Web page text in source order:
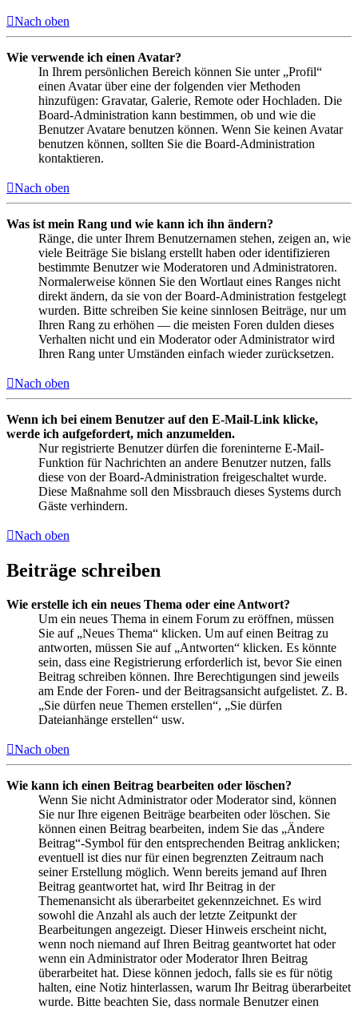
Nach oben
Wie verwende ich einen Avatar?
In Ihrem persönlichen Bereich können Sie unter „Profil“
einen Avatar über eine der folgenden vier Methoden
hinzufügen: Gravatar, Galerie, Remote oder Hochladen. Die
Board-Administration kann bestimmen, ob und wie die
Benutzer Avatare benutzen können. Wenn Sie keinen Avatar
benutzen können, sollten Sie die Board-Administration
kontaktieren.
Nach oben
Was ist mein Rang und wie kann ich ihn ändern?
Ränge, die unter Ihrem Benutzernamen stehen, zeigen an, wie
viele Beiträge Sie bislang erstellt haben oder identifizieren
bestimmte Benutzer wie Moderatoren und Administratoren.
Normalerweise können Sie den Wortlaut eines Ranges nicht
direkt ändern, da sie von der Board-Administration festgelegt
wurden. Bitte schreiben Sie keine sinnlosen Beiträge, nur um
Ihren Rang zu erhöhen — die meisten Foren dulden dieses
Verhalten nicht und ein Moderator oder Administrator wird
Ihren Rang unter Umständen einfach wieder zurücksetzen.
Nach oben
Wenn ich bei einem Benutzer auf den E-Mail-Link klicke,
werde ich aufgefordert, mich anzumelden.
Nur registrierte Benutzer dürfen die foreninterne E-Mail-
Funktion für Nachrichten an andere Benutzer nutzen, falls
diese von der Board-Administration freigeschaltet wurde.
Diese Maßnahme soll den Missbrauch dieses Systems durch
Gäste verhindern.
Nach oben
Beiträge schreiben
Wie erstelle ich ein neues Thema oder eine Antwort?
Um ein neues Thema in einem Forum zu eröffnen, müssen
Sie auf „Neues Thema“ klicken. Um auf einen Beitrag zu
antworten, müssen Sie auf „Antworten“ klicken. Es könnte
sein, dass eine Registrierung erforderlich ist, bevor Sie einen
Beitrag schreiben können. Ihre Berechtigungen sind jeweils
am Ende der Foren- und der Beitragsansicht aufgelistet. Z. B.
„Sie dürfen neue Themen erstellen“, „Sie dürfen
Dateianhänge erstellen“ usw.
Nach oben
Wie kann ich einen Beitrag bearbeiten oder löschen?
Wenn Sie nicht Administrator oder Moderator sind, können
Sie nur Ihre eigenen Beiträge bearbeiten oder löschen. Sie
können einen Beitrag bearbeiten, indem Sie das „Ändere
Beitrag“-Symbol für den entsprechenden Beitrag anklicken;
eventuell ist dies nur für einen begrenzten Zeitraum nach
seiner Erstellung möglich. Wenn bereits jemand auf Ihren
Beitrag geantwortet hat, wird Ihr Beitrag in der
Themenansicht als überarbeitet gekennzeichnet. Es wird
sowohl die Anzahl als auch der letzte Zeitpunkt der
Bearbeitungen angezeigt. Dieser Hinweis erscheint nicht,
wenn noch niemand auf Ihren Beitrag geantwortet hat oder
wenn ein Administrator oder Moderator Ihren Beitrag
überarbeitet hat. Diese können jedoch, falls sie es für nötig
halten, eine Notiz hinterlassen, warum Ihr Beitrag überarbeitet
wurde. Bitte beachten Sie, dass normale Benutzer einen